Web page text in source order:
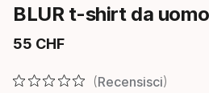
BLUR t-shirt da uomo
55 CHF
Prezzo finale
Recensisci